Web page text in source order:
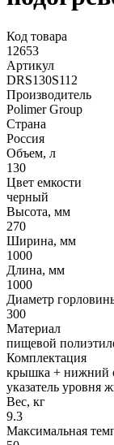
Код товара
12653
Артикул
DRS130S112
Производитель
Polimer Group
Страна
Россия
Объем, л
130
Цвет емкости
черный
Высота, мм
270
Ширина, мм
1000
Длина, мм
1000
Диаметр
300
Материал
пищевой
Комплектация
крышка + нижний
указатель уровня
Вес, кг
9.3
Максимальная